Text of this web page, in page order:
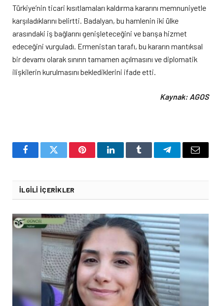
Türkiye’nin ticari kısıtlamaları kaldırma kararını memnuniyetle
karşıladıklarını belirtti. Badalyan, bu hamlenin iki ülke
arasındaki iş bağlarını genişleteceğini ve barışa hizmet
edeceğini vurguladı. Ermenistan tarafı, bu kararın mantıksal
bir devamı olarak sınırın tamamen açılmasını ve diplomatik
ilişkilerin kurulmasını beklediklerini ifade etti.
Kaynak: AGOS
FacebookTwitter PinterestLinkedInTumblr TelegramEmail
İLGILI İÇERIKLER